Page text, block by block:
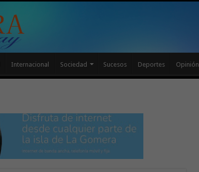
Internacional Sociedad Sucesos Deportes Opinión